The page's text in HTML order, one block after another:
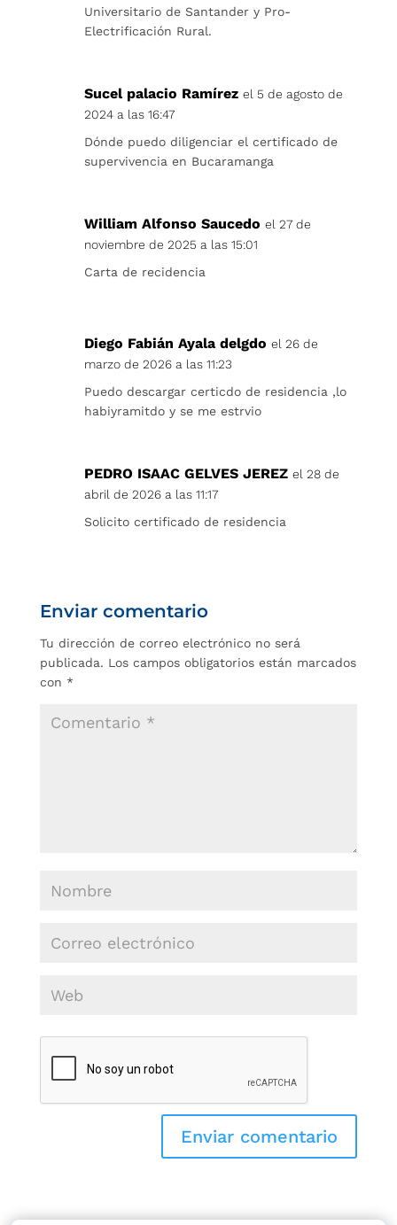
Universitario de Santander y Pro-
Electrificación Rural.
Sucel palacio Ramírez el 5 de agosto de
2024 a las 16:47
Dónde puedo diligenciar el certificado de
supervivencia en Bucaramanga
William Alfonso Saucedo el 27 de
noviembre de 2025 a las 15:01
Carta de recidencia
Diego Fabián Ayala delgdo el 26 de
marzo de 2026 a las 11:23
Puedo descargar certicdo de residencia ,lo
habiyramitdo y se me estrvio
PEDRO ISAAC GELVES JEREZ el 28 de
abril de 2026 a las 11:17
Solicito certificado de residencia
Enviar comentario
Tu dirección de correo electrónico no será
publicada. Los campos obligatorios están marcados
con *